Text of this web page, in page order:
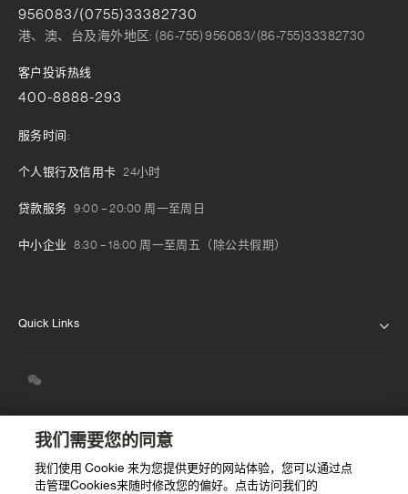
956083/(0755)33382730
港、澳、台及海外地区: (86-755) 956083/(86-755)33382730
客户投诉热线
400-8888-293
服务时间:
个人银行及信用卡 24小时
贷款服务 9:00 – 20:00 周一至周日
中小企业 8:30 – 18:00 周一至周五（除公共假期）
Quick Links
我们的信念
职业生涯
我们需要您的同意
我们使用 Cookie 来为您提供更好的网站体验，您可以通过点
击管理Cookies来随时修改您的偏好。点击访问我们的